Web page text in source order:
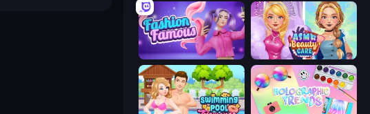
Fashion Famous ASMR Beauty Care